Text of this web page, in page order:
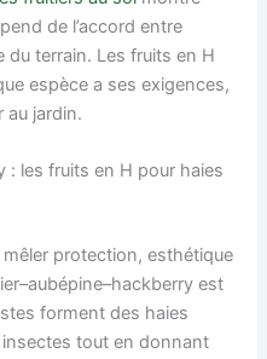
de l’accord entre
terrain. Les fruits en H
espèce a ses exigences,
au jardin.
: les fruits en H pour haies
protection, esthétique
est
forment des haies
tout en donnant